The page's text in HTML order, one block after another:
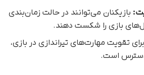
بازیکنان می‌توانند در حالت زمان‌بندی
بازی را شکست دهند.
برای تقویت مهارت‌های تیراندازی در بازی،
است.